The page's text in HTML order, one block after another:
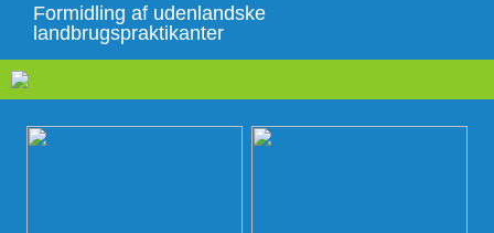
Formidling af udenlandske
landbrugspraktikanter